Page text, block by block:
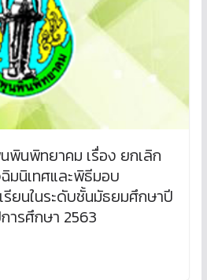
พินพิทยาคม เรื่อง ยกเลิก
มนิเทศและพิธีมอบ
ยนในระดับชั้นมัธยมศึกษาปี
ารศึกษา 2563